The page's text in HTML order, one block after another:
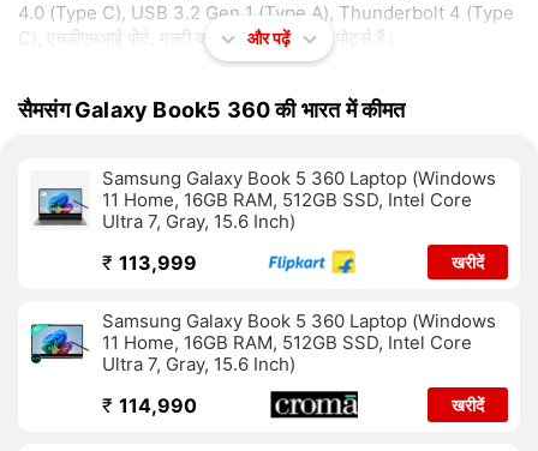
4.0 (Type C), USB 3.2 Gen 1 (Type A), Thunderbolt 4 (Type
C), एचडीएमआई पोर्ट, मल्टी काड स्लॉट, माइक इन पोर्ट्स हैं। .
कीमत 113,999रुपये थी।.
और पढ़ें
सैमसंग Galaxy Book5 360 की भारत में कीमत
Samsung Galaxy Book 5 360 Laptop (Windows
11 Home, 16GB RAM, 512GB SSD, Intel Core
Ultra 7, Gray, 15.6 Inch)
₹ 113,999 खरीदें
Samsung Galaxy Book 5 360 Laptop (Windows
11 Home, 16GB RAM, 512GB SSD, Intel Core
Ultra 7, Gray, 15.6 Inch)
₹ 114,990 खरीदें